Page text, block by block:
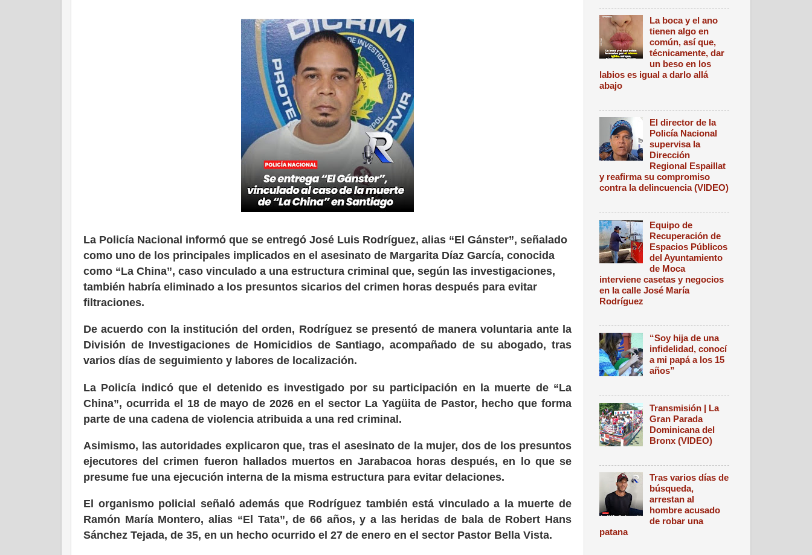
La Policía Nacional informó que se entregó José Luis Rodríguez, alias “El Gánster”, señalado
como uno de los principales implicados en el asesinato de Margarita Díaz García, conocida
como “La China”, caso vinculado a una estructura criminal que, según las investigaciones,
también habría eliminado a los presuntos sicarios del crimen horas después para evitar
filtraciones.
De acuerdo con la institución del orden, Rodríguez se presentó de manera voluntaria ante la
División de Investigaciones de Homicidios de Santiago, acompañado de su abogado, tras
varios días de seguimiento y labores de localización.
La Policía indicó que el detenido es investigado por su participación en la muerte de “La
China”, ocurrida el 18 de mayo de 2026 en el sector La Yagüita de Pastor, hecho que forma
parte de una cadena de violencia atribuida a una red criminal.
Asimismo, las autoridades explicaron que, tras el asesinato de la mujer, dos de los presuntos
ejecutores del crimen fueron hallados muertos en Jarabacoa horas después, en lo que se
presume fue una ejecución interna de la misma estructura para evitar delaciones.
El organismo policial señaló además que Rodríguez también está vinculado a la muerte de
Ramón María Montero, alias “El Tata”, de 66 años, y a las heridas de bala de Robert Hans
Sánchez Tejada, de 35, en un hecho ocurrido el 27 de enero en el sector Pastor Bella Vista.
La boca y el ano
tienen algo en
común, así que,
técnicamente, dar
un beso en los
labios es igual a darlo allá
abajo
El director de la
Policía Nacional
supervisa la
Dirección
Regional Espaillat
y reafirma su compromiso
contra la delincuencia (VIDEO)
Equipo de
Recuperación de
Espacios Públicos
del Ayuntamiento
de Moca
interviene casetas y negocios
en la calle José María
Rodríguez
“Soy hija de una
infidelidad, conocí
a mi papá a los 15
años”
Transmisión | La
Gran Parada
Dominicana del
Bronx (VIDEO)
Tras varios días de
búsqueda,
arrestan al
hombre acusado
de robar una
patana